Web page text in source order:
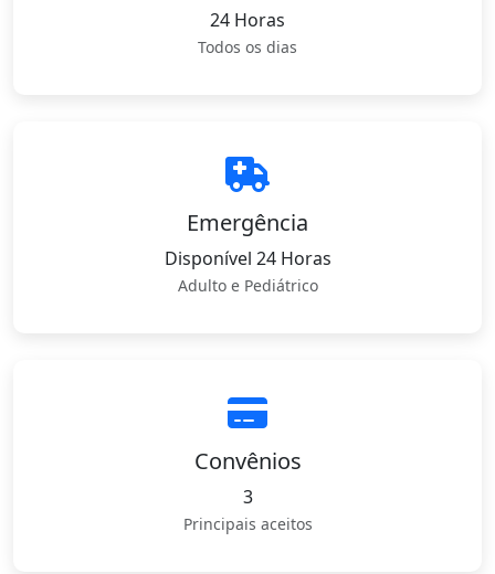
24 Horas
Todos os dias
Emergência
Disponível 24 Horas
Adulto e Pediátrico
Convênios
3
Principais aceitos